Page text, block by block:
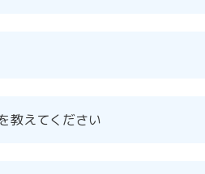
教えてください